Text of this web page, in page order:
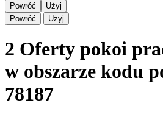
Powróć
Użyj
Powróć
Użyj
2 Oferty pokoi
w obszarze kodu
78187